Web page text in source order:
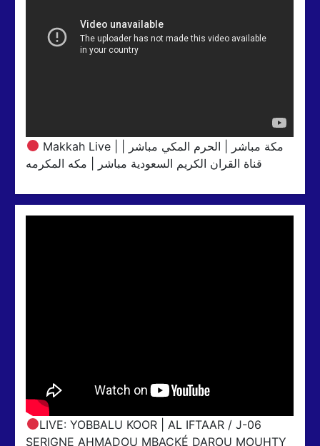
Makkah Live | مكة مباشر | الحرم المكي مباشر |
قناة القران الكريم السعودية مباشر | مكه المكرمه
LIVE: YOBBALU KOOR | AL IFTAAR / J-06
SERIGNE AHMADOU MBACKÉ DAROU MOUHTY